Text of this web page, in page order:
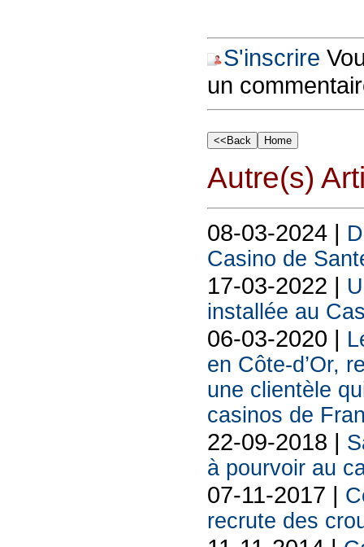
S'inscrire
un
Autre(s)
08-03-2024 |
Casino de
17-03-2022 |
installée au
06-03-2020 |
en Côte-d’Or,
une clientèle
casinos de
22-09-2018 |
à pourvoir au
07-11-2017 |
recrute des